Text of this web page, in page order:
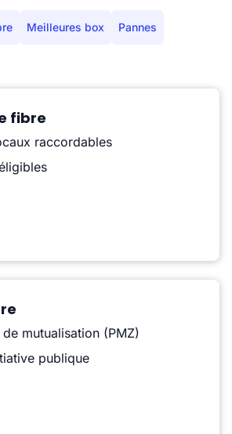
Meilleures box Pannes
fibre
raccordables
mutualisation (PMZ)
publique